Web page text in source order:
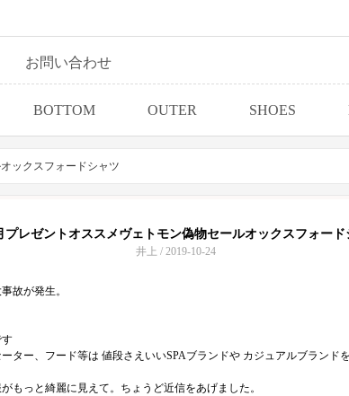
お問い合わせ
BOTTOM OUTER SHOES
ックスフォードシャツ
プレゼントオススメヴェトモン偽物セールオックスフォード
井上 / 2019-10-24
故が発生。
ー、フード等は 値段さえいいSPAブランドや カジュアルブランド
もっと綺麗に見えて。ちょうど近信をあげました。